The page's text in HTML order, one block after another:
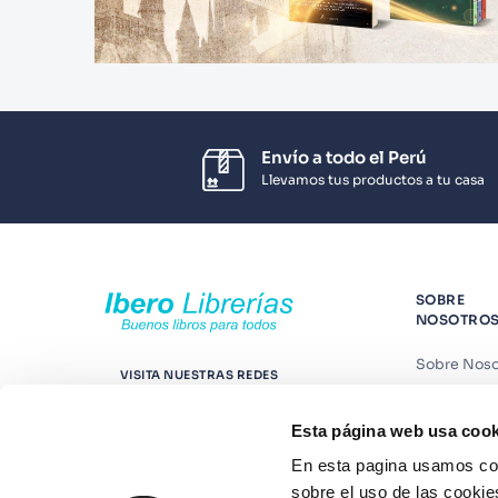
Esta página web usa
En esta pagina usamos
sobre el uso de las
Envío a todo el Perú
Llevamos tus productos a tu casa
VISITA NUESTRAS REDES
SOBRE
Sobre
Suscríbete